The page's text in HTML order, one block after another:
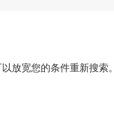
放宽您的条件重新搜索。